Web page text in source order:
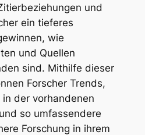
und
ein tieferes
wie
und Quellen
sind. Mithilfe dieser
Forscher Trends,
der vorhandenen
so umfassendere
Forschung in ihrem